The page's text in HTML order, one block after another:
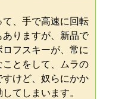
、手で高速に回転
りますが、新品で
フスキーが、常に
とをして、ムラの
けど、奴らにかか
てしまいます。